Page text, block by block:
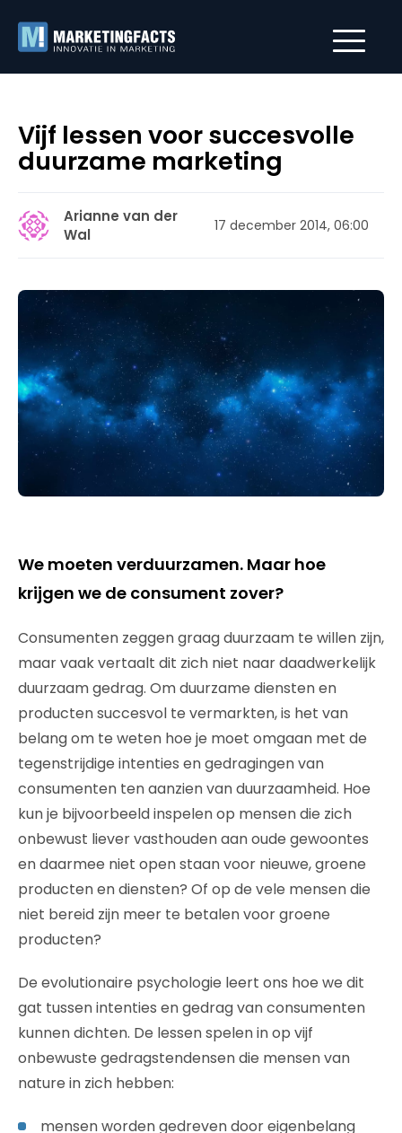
Vijf lessen voor succesvolle
duurzame marketing
Arianne van der
Wal
17 december 2014, 06:00
We moeten verduurzamen. Maar hoe
krijgen we de consument zover?
Consumenten zeggen graag duurzaam te willen zijn,
maar vaak vertaalt dit zich niet naar daadwerkelijk
duurzaam gedrag. Om duurzame diensten en
producten succesvol te vermarkten, is het van
belang om te weten hoe je moet omgaan met de
tegenstrijdige intenties en gedragingen van
consumenten ten aanzien van duurzaamheid. Hoe
kun je bijvoorbeeld inspelen op mensen die zich
onbewust liever vasthouden aan oude gewoontes
en daarmee niet open staan voor nieuwe, groene
producten en diensten? Of op de vele mensen die
niet bereid zijn meer te betalen voor groene
producten?
De evolutionaire psychologie leert ons hoe we dit
gat tussen intenties en gedrag van consumenten
kunnen dichten. De lessen spelen in op vijf
onbewuste gedragstendensen die mensen van
nature in zich hebben:
mensen worden gedreven door eigenbelang